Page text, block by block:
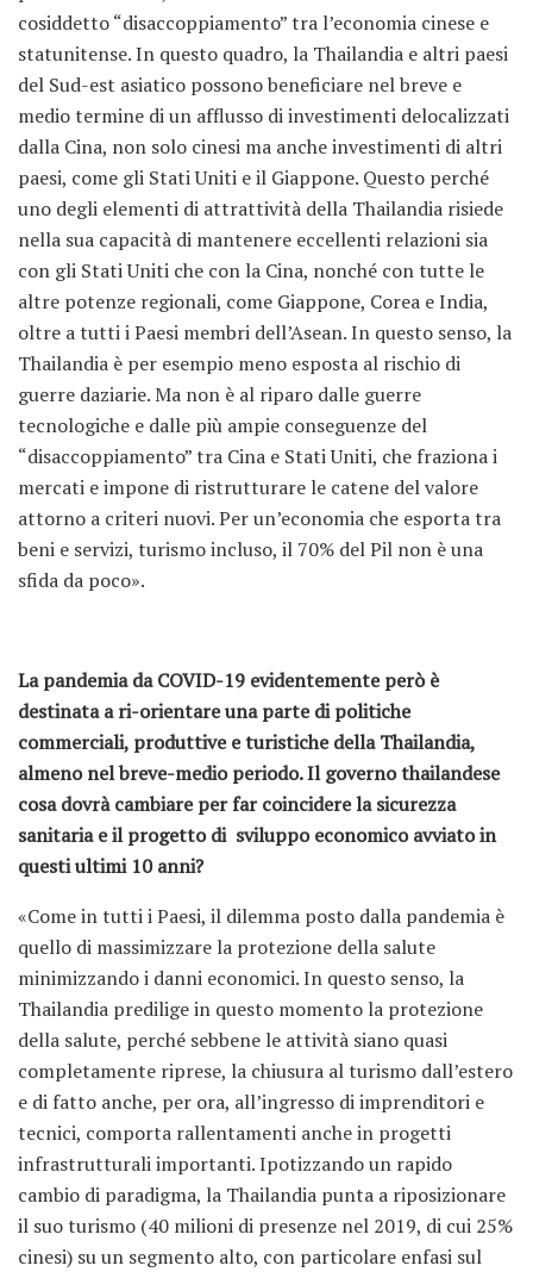
cosiddetto “disaccoppiamento” tra l’economia cinese e
statunitense. In questo quadro, la Thailandia e altri paesi
del Sud-est asiatico possono beneficiare nel breve e
medio termine di un afflusso di investimenti delocalizzati
dalla Cina, non solo cinesi ma anche investimenti di altri
paesi, come gli Stati Uniti e il Giappone. Questo perché
uno degli elementi di attrattività della Thailandia risiede
nella sua capacità di mantenere eccellenti relazioni sia
con gli Stati Uniti che con la Cina, nonché con tutte le
altre potenze regionali, come Giappone, Corea e India,
oltre a tutti i Paesi membri dell’Asean. In questo senso, la
Thailandia è per esempio meno esposta al rischio di
guerre daziarie. Ma non è al riparo dalle guerre
tecnologiche e dalle più ampie conseguenze del
“disaccoppiamento” tra Cina e Stati Uniti, che fraziona i
mercati e impone di ristrutturare le catene del valore
attorno a criteri nuovi. Per un’economia che esporta tra
beni e servizi, turismo incluso, il 70% del Pil non è una
sfida da poco».
La pandemia da COVID-19 evidentemente però è
destinata a ri-orientare una parte di politiche
commerciali, produttive e turistiche della Thailandia,
almeno nel breve-medio periodo. Il governo thailandese
cosa dovrà cambiare per far coincidere la sicurezza
sanitaria e il progetto di sviluppo economico avviato in
questi ultimi 10 anni?
«Come in tutti i Paesi, il dilemma posto dalla pandemia è
quello di massimizzare la protezione della salute
minimizzando i danni economici. In questo senso, la
Thailandia predilige in questo momento la protezione
della salute, perché sebbene le attività siano quasi
completamente riprese, la chiusura al turismo dall’estero
e di fatto anche, per ora, all’ingresso di imprenditori e
tecnici, comporta rallentamenti anche in progetti
infrastrutturali importanti. Ipotizzando un rapido
cambio di paradigma, la Thailandia punta a riposizionare
il suo turismo (40 milioni di presenze nel 2019, di cui 25%
cinesi) su un segmento alto, con particolare enfasi sul